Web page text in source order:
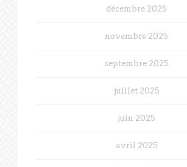
décembre 2025
novembre 2025
septembre 2025
juillet 2025
juin 2025
avril 2025